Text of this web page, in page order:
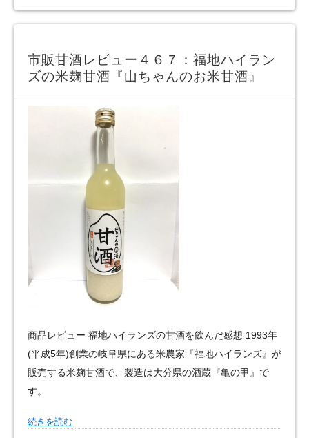
市販甘酒レビュー４６７：福地ハイラン
ズの米麹甘酒『山ちゃんのお米甘酒』
商品レビュー 福地ハイランズの甘酒を飲んだ感想 1993年
(平成5年)創業の岐阜県にある米農家『福地ハイランズ』が
販売する米麹甘酒で、製造は大分県の酒蔵『亀の甲』で
す。
続きを読む